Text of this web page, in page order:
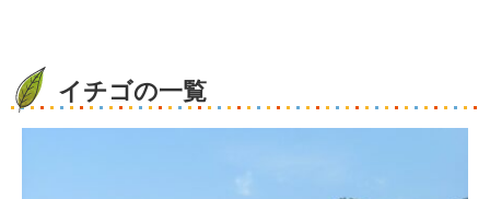
イチゴの一覧